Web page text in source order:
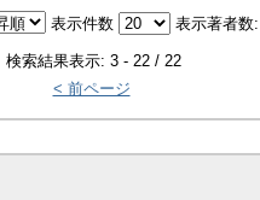
表示件数 表示著者数:
検索結果表示: 3 - 22 / 22
< 前ページ